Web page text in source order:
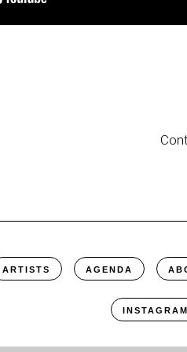
ARTISTS AGENDA
INSTAGRAM